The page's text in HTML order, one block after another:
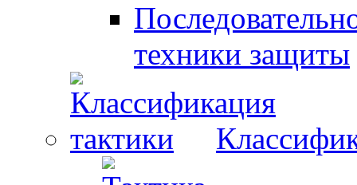
техники защиты